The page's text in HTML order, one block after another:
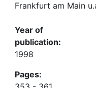
Frankfurt am Main
Year of
publication:
1998
Pages: